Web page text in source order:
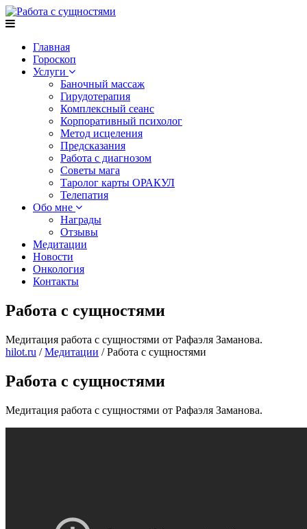
Главная
Гороскоп
Услуги
Баночный массаж
Гирудотерапия
Комплексный сеанс
Корпоративный психолог
Метод исцеления
Предсказания
Работа с диагнозом
Советы мага
Таролог карты ОРАКУЛ
Телепатия
Обо мне
Награды
Отзывы
Медитации
Новости
Онкология
Контакты
Работа с сущностями
Медитация работа с сущностями от Рафаэля Заманова.
hilot.ru /Медитации /Работа с сущностями
Работа с сущностями
Медитация работа с сущностями от Рафаэля Заманова.